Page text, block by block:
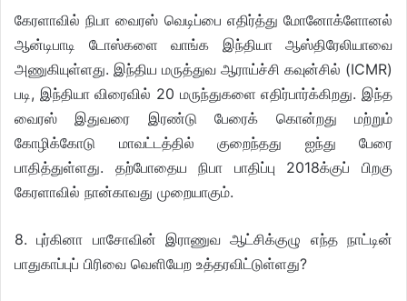
கேரளாவில் நிபா வைரஸ் வெடிப்பை எதிர்த்து மோனோக்ளோனல்
ஆன்டிபாடி டோஸ்களை வாங்க இந்தியா ஆஸ்திரேலியாவை
அணுகியுள்ளது. இந்திய மருத்துவ ஆராய்ச்சி கவுன்சில் (ICMR)
படி, இந்தியா விரைவில் 20 மருந்துகளை எதிர்பார்க்கிறது. இந்த
வைரஸ் இதுவரை இரண்டு பேரைக் கொன்றது மற்றும்
கோழிக்கோடு மாவட்டத்தில் குறைந்தது ஐந்து பேரை
பாதித்துள்ளது. தற்போதைய நிபா பாதிப்பு 2018க்குப் பிறகு
கேரளாவில் நான்காவது முறையாகும்.
8. புர்கினா பாசோவின் இராணுவ ஆட்சிக்குழு எந்த நாட்டின்
பாதுகாப்புப் பிரிவை வெளியேற உத்தரவிட்டுள்ளது?